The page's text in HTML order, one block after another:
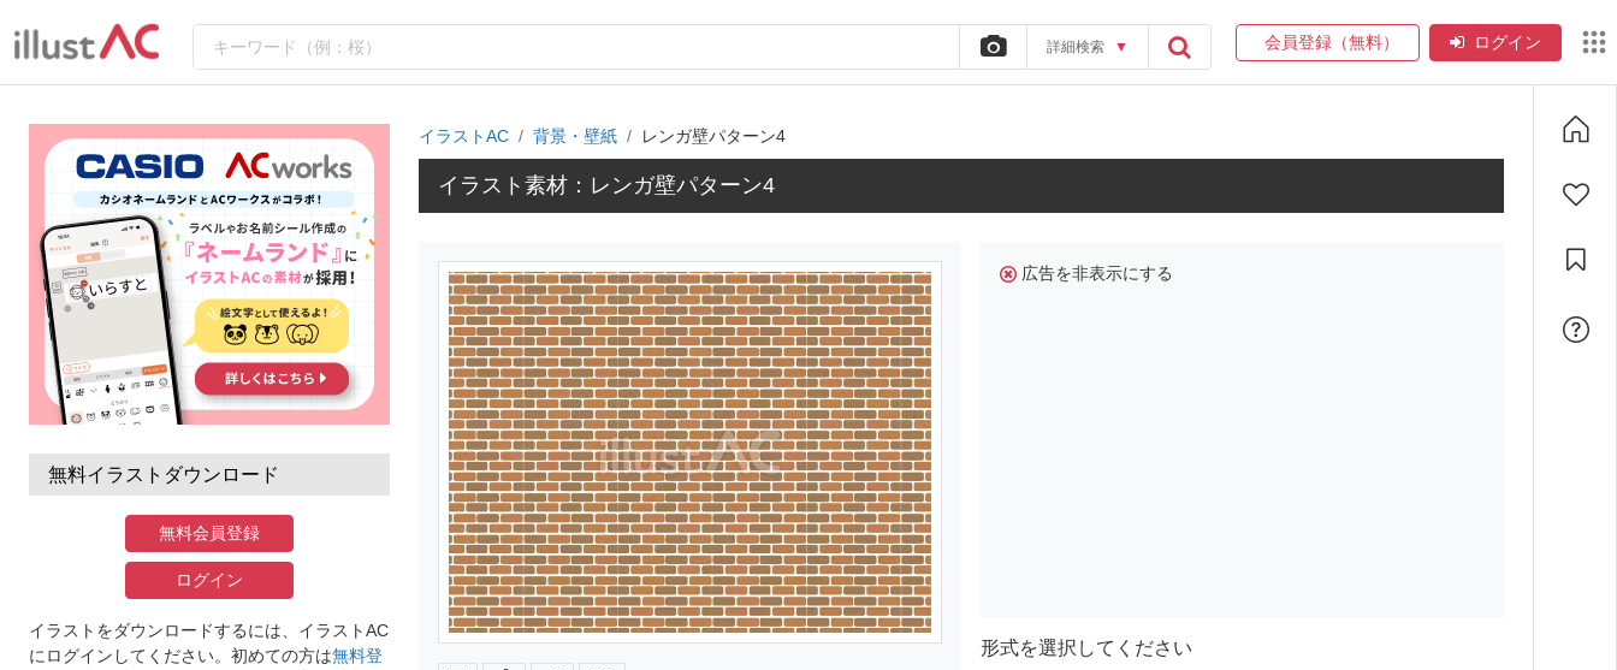
詳細検索 ▼ 会員登録（無料） ログイン
無料イラストダウンロード
無料会員登録
ログイン
イラストをダウンロードするには、イラストAC
にログインしてください。初めての方は無料登
イラストAC 背景・壁紙 レンガ壁パターン4
イラスト素材：レンガ壁パターン4
広告を非表示にする
形式を選択してください